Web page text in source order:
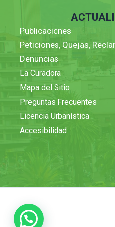
Publicaciones
Peticiones, Quejas,
Denuncias
La Curadora
Mapa del Sitio
Preguntas Frecuentes
Licencia Urbanística
Accesibilidad